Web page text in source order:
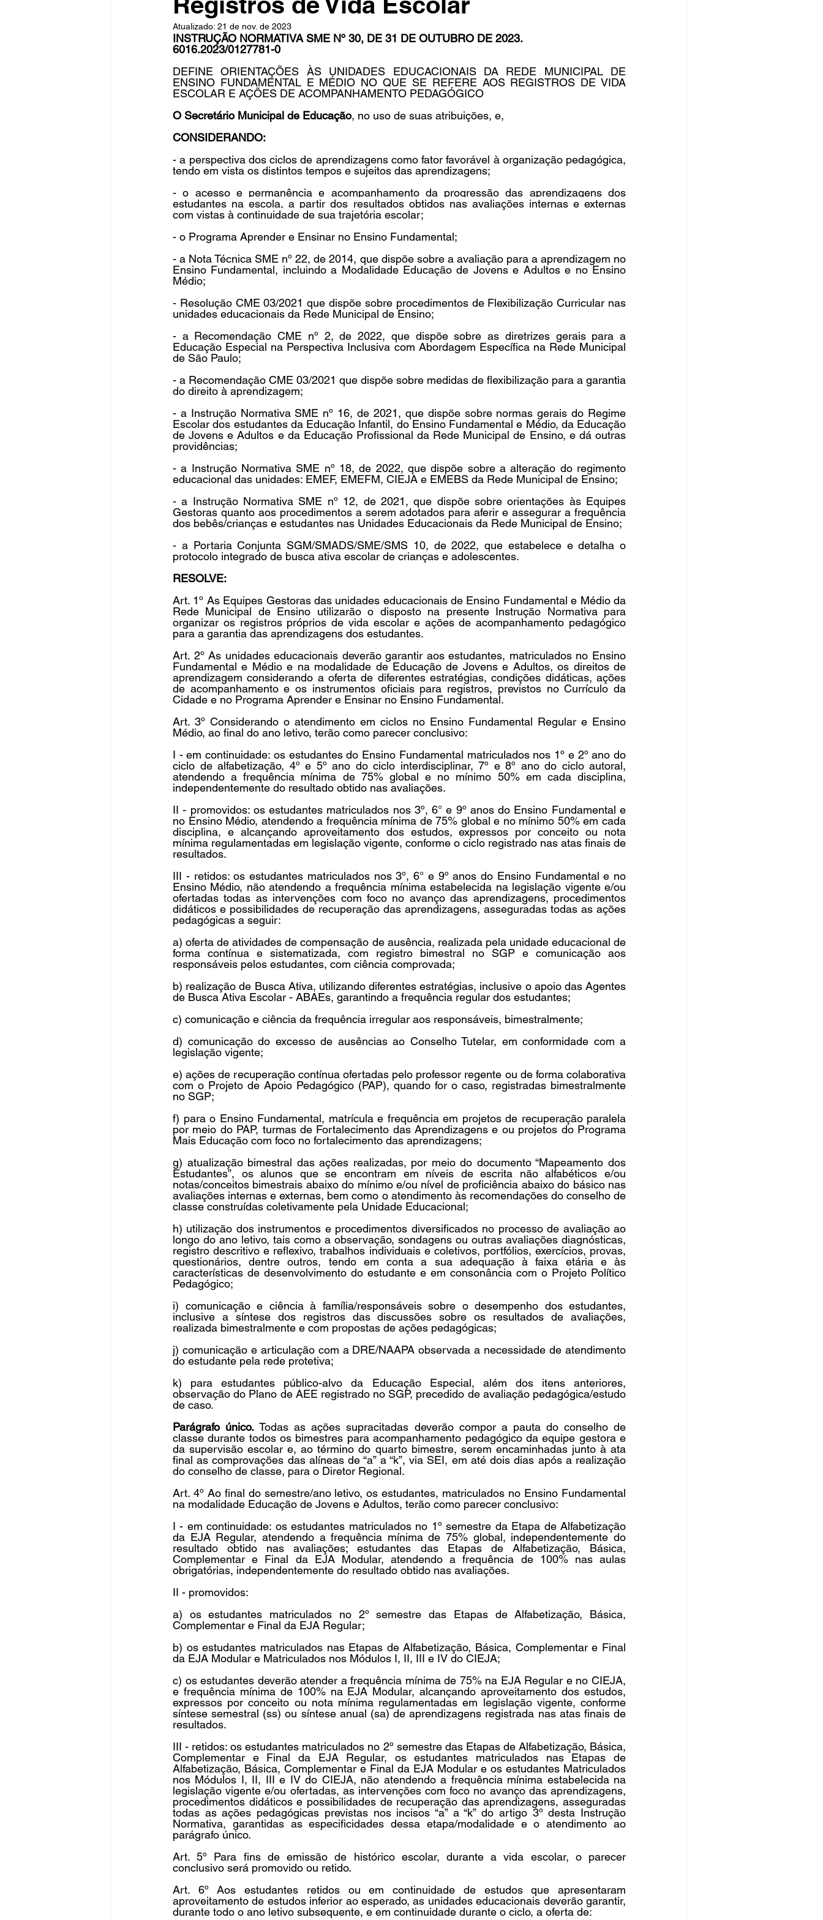
Fique Ligado Publicações Sedin
congresso NOTI noticias
Atualizado: 21 de nov. de 2023
INSTRUÇÃO NORMATIVA SME Nº 30, DE 31 DE OUTUBRO DE 2023.
6016.2023/0127781-0
DEFINE ORIENTAÇÕES ÀS UNIDADES EDUCACIONAIS DA REDE MUNICIPAL DE
ENSINO FUNDAMENTAL E MÉDIO NO QUE SE REFERE AOS REGISTROS DE VIDA
ESCOLAR E AÇÕES DE ACOMPANHAMENTO PEDAGÓGICO
O Secretário Municipal de Educação, no uso de suas atribuições, e,
CONSIDERANDO:
- a perspectiva dos ciclos de aprendizagens como fator favorável à organização pedagógica,
tendo em vista os distintos tempos e sujeitos das aprendizagens;
- o acesso e permanência e acompanhamento da progressão das aprendizagens dos
estudantes na escola, a partir dos resultados obtidos nas avaliações internas e externas
com vistas à continuidade de sua trajetória escolar;
- o Programa Aprender e Ensinar no Ensino Fundamental;
- a Nota Técnica SME nº 22, de 2014, que dispõe sobre a avaliação para a aprendizagem no
Ensino Fundamental, incluindo a Modalidade Educação de Jovens e Adultos e no Ensino
Médio;
- Resolução CME 03/2021 que dispõe sobre procedimentos de Flexibilização Curricular nas
unidades educacionais da Rede Municipal de Ensino;
- a Recomendação CME nº 2, de 2022, que dispõe sobre as diretrizes gerais para a
Educação Especial na Perspectiva Inclusiva com Abordagem Específica na Rede Municipal
de São Paulo;
- a Recomendação CME 03/2021 que dispõe sobre medidas de flexibilização para a garantia
do direito à aprendizagem;
- a Instrução Normativa SME nº 16, de 2021, que dispõe sobre normas gerais do Regime
Escolar dos estudantes da Educação Infantil, do Ensino Fundamental e Médio, da Educação
de Jovens e Adultos e da Educação Profissional da Rede Municipal de Ensino, e dá outras
providências;
- a Instrução Normativa SME nº 18, de 2022, que dispõe sobre a alteração do regimento
educacional das unidades: EMEF, EMEFM, CIEJA e EMEBS da Rede Municipal de Ensino;
- a Instrução Normativa SME nº 12, de 2021, que dispõe sobre orientações às Equipes
Gestoras quanto aos procedimentos a serem adotados para aferir e assegurar a frequência
dos bebês/crianças e estudantes nas Unidades Educacionais da Rede Municipal de Ensino;
- a Portaria Conjunta SGM/SMADS/SME/SMS 10, de 2022, que estabelece e detalha o
protocolo integrado de busca ativa escolar de crianças e adolescentes.
RESOLVE:
Art. 1º As Equipes Gestoras das unidades educacionais de Ensino Fundamental e Médio da
Rede Municipal de Ensino utilizarão o disposto na presente Instrução Normativa para
organizar os registros próprios de vida escolar e ações de acompanhamento pedagógico
para a garantia das aprendizagens dos estudantes.
Art. 2º As unidades educacionais deverão garantir aos estudantes, matriculados no Ensino
Fundamental e Médio e na modalidade de Educação de Jovens e Adultos, os direitos de
aprendizagem considerando a oferta de diferentes estratégias, condições didáticas, ações
de acompanhamento e os instrumentos oficiais para registros, previstos no Currículo da
Cidade e no Programa Aprender e Ensinar no Ensino Fundamental.
Art. 3º Considerando o atendimento em ciclos no Ensino Fundamental Regular e Ensino
Médio, ao final do ano letivo, terão como parecer conclusivo:
I - em continuidade: os estudantes do Ensino Fundamental matriculados nos 1º e 2º ano do
ciclo de alfabetização, 4º e 5º ano do ciclo interdisciplinar, 7º e 8º ano do ciclo autoral,
atendendo a frequência mínima de 75% global e no mínimo 50% em cada disciplina,
independentemente do resultado obtido nas avaliações.
II - promovidos: os estudantes matriculados nos 3º, 6° e 9º anos do Ensino Fundamental e
no Ensino Médio, atendendo a frequência mínima de 75% global e no mínimo 50% em cada
disciplina, e alcançando aproveitamento dos estudos, expressos por conceito ou nota
mínima regulamentadas em legislação vigente, conforme o ciclo registrado nas atas finais de
resultados.
III - retidos: os estudantes matriculados nos 3º, 6° e 9º anos do Ensino Fundamental e no
Ensino Médio, não atendendo a frequência mínima estabelecida na legislação vigente e/ou
ofertadas todas as intervenções com foco no avanço das aprendizagens, procedimentos
didáticos e possibilidades de recuperação das aprendizagens, asseguradas todas as ações
pedagógicas a seguir:
a) oferta de atividades de compensação de ausência, realizada pela unidade educacional de
forma contínua e sistematizada, com registro bimestral no SGP e comunicação aos
responsáveis pelos estudantes, com ciência comprovada;
b) realização de Busca Ativa, utilizando diferentes estratégias, inclusive o apoio das Agentes
de Busca Ativa Escolar - ABAEs, garantindo a frequência regular dos estudantes;
c) comunicação e ciência da frequência irregular aos responsáveis, bimestralmente;
d) comunicação do excesso de ausências ao Conselho Tutelar, em conformidade com a
legislação vigente;
e) ações de recuperação contínua ofertadas pelo professor regente ou de forma colaborativa
com o Projeto de Apoio Pedagógico (PAP), quando for o caso, registradas bimestralmente
no SGP;
f) para o Ensino Fundamental, matrícula e frequência em projetos de recuperação paralela
por meio do PAP, turmas de Fortalecimento das Aprendizagens e ou projetos do Programa
Mais Educação com foco no fortalecimento das aprendizagens;
g) atualização bimestral das ações realizadas, por meio do documento “Mapeamento dos
Estudantes”, os alunos que se encontram em níveis de escrita não alfabéticos e/ou
notas/conceitos bimestrais abaixo do mínimo e/ou nível de proficiência abaixo do básico nas
avaliações internas e externas, bem como o atendimento às recomendações do conselho de
classe construídas coletivamente pela Unidade Educacional;
h) utilização dos instrumentos e procedimentos diversificados no processo de avaliação ao
longo do ano letivo, tais como a observação, sondagens ou outras avaliações diagnósticas,
registro descritivo e reflexivo, trabalhos individuais e coletivos, portfólios, exercícios, provas,
questionários, dentre outros, tendo em conta a sua adequação à faixa etária e às
características de desenvolvimento do estudante e em consonância com o Projeto Político
Pedagógico;
i) comunicação e ciência à família/responsáveis sobre o desempenho dos estudantes,
inclusive a síntese dos registros das discussões sobre os resultados de avaliações,
realizada bimestralmente e com propostas de ações pedagógicas;
j) comunicação e articulação com a DRE/NAAPA observada a necessidade de atendimento
do estudante pela rede protetiva;
k) para estudantes público-alvo da Educação Especial, além dos itens anteriores,
observação do Plano de AEE registrado no SGP, precedido de avaliação pedagógica/estudo
de caso.
Parágrafo único. Todas as ações supracitadas deverão compor a pauta do conselho de
classe durante todos os bimestres para acompanhamento pedagógico da equipe gestora e
da supervisão escolar e, ao término do quarto bimestre, serem encaminhadas junto à ata
final as comprovações das alíneas de “a” a “k”, via SEI, em até dois dias após a realização
do conselho de classe, para o Diretor Regional.
Art. 4º Ao final do semestre/ano letivo, os estudantes, matriculados no Ensino Fundamental
na modalidade Educação de Jovens e Adultos, terão como parecer conclusivo:
I - em continuidade: os estudantes matriculados no 1º semestre da Etapa de Alfabetização
da EJA Regular, atendendo a frequência mínima de 75% global, independentemente do
resultado obtido nas avaliações; estudantes das Etapas de Alfabetização, Básica,
Complementar e Final da EJA Modular, atendendo a frequência de 100% nas aulas
obrigatórias, independentemente do resultado obtido nas avaliações.
II - promovidos:
a) os estudantes matriculados no 2º semestre das Etapas de Alfabetização, Básica,
Complementar e Final da EJA Regular;
b) os estudantes matriculados nas Etapas de Alfabetização, Básica, Complementar e Final
da EJA Modular e Matriculados nos Módulos I, II, III e IV do CIEJA;
c) os estudantes deverão atender a frequência mínima de 75% na EJA Regular e no CIEJA,
e frequência mínima de 100% na EJA Modular, alcançando aproveitamento dos estudos,
expressos por conceito ou nota mínima regulamentadas em legislação vigente, conforme
síntese semestral (ss) ou síntese anual (sa) de aprendizagens registrada nas atas finais de
resultados.
III - retidos: os estudantes matriculados no 2º semestre das Etapas de Alfabetização, Básica,
Complementar e Final da EJA Regular, os estudantes matriculados nas Etapas de
Alfabetização, Básica, Complementar e Final da EJA Modular e os estudantes Matriculados
nos Módulos I, II, III e IV do CIEJA, não atendendo a frequência mínima estabelecida na
legislação vigente e/ou ofertadas, as intervenções com foco no avanço das aprendizagens,
procedimentos didáticos e possibilidades de recuperação das aprendizagens, asseguradas
todas as ações pedagógicas previstas nos incisos “a” a “k” do artigo 3º desta Instrução
Normativa, garantidas as especificidades dessa etapa/modalidade e o atendimento ao
parágrafo único.
Art. 5º Para fins de emissão de histórico escolar, durante a vida escolar, o parecer
conclusivo será promovido ou retido.
Art. 6º Aos estudantes retidos ou em continuidade de estudos que apresentaram
aproveitamento de estudos inferior ao esperado, as unidades educacionais deverão garantir,
durante todo o ano letivo subsequente, e em continuidade durante o ciclo, a oferta de: